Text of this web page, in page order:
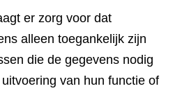
er zorg voor dat
alleen toegankelijk zijn
die de gegevens nodig
van hun functie of